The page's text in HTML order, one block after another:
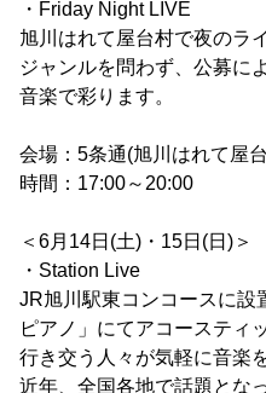
・Friday Night LIVE
旭川はれて屋台村で夜のラ
ジャンルを問わず、公募に
音楽で彩ります。
会場：5条通(旭川はれて屋
時間：17:00～20:00
＜6月14日(土)・15日(日)＞
・Station Live
JR旭川駅東コンコースに設
ピアノ」にてアコースティ
行き交う人々が気軽に音楽
近年、全国各地で話題とな